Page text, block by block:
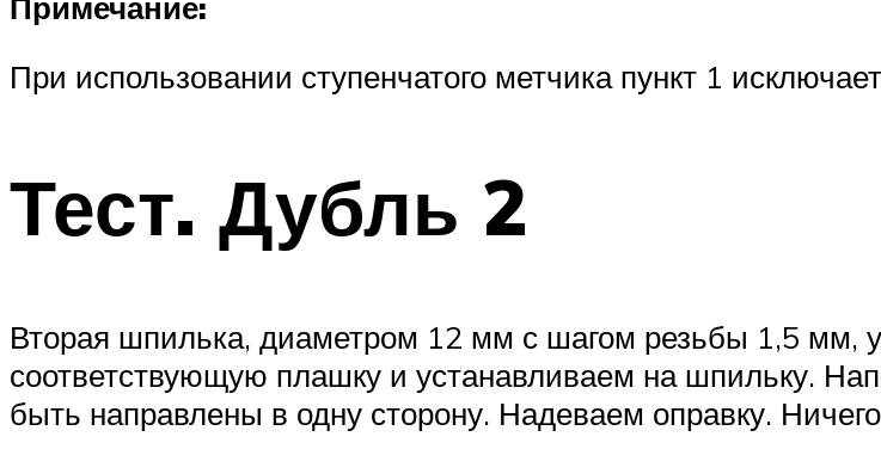
При использовании ступенчатого метчика пункт 1
Тест. Дубль 2
Вторая шпилька, диаметром 12 мм с шагом резьбы 1,5 мм,
соответствующую плашку и устанавливаем на шпильку.
быть направлены в одну сторону. Надеваем оправку.